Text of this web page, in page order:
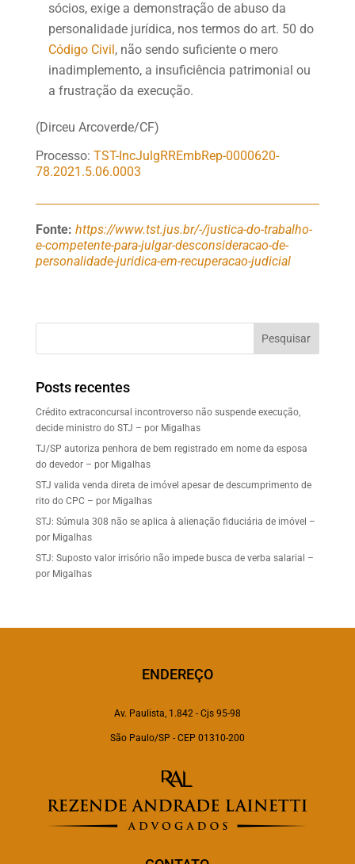
sócios, exige a demonstração de abuso da
personalidade jurídica, nos termos do art. 50 do
Código Civil , não sendo suficiente o mero
inadimplemento, a insuficiência patrimonial ou
a frustração da execução.
(Dirceu Arcoverde/CF)
Processo: TST-IncJulgRREmbRep-0000620-
78.2021.5.06.0003
Fonte: https://www.tst.jus.br/-/justica-do-trabalho-
e-competente-para-julgar-desconsideracao-de-
personalidade-juridica-em-recuperacao-judicial
Pesquisar
Posts recentes
Crédito extraconcursal incontroverso não suspende execução,
decide ministro do STJ – por Migalhas
TJ/SP autoriza penhora de bem registrado em nome da esposa
do devedor – por Migalhas
STJ valida venda direta de imóvel apesar de descumprimento de
rito do CPC – por Migalhas
STJ: Súmula 308 não se aplica à alienação fiduciária de imóvel –
por Migalhas
STJ: Suposto valor irrisório não impede busca de verba salarial –
por Migalhas
ENDEREÇO
Av. Paulista, 1.842 - Cjs 95-98
São Paulo/SP - CEP 01310-200